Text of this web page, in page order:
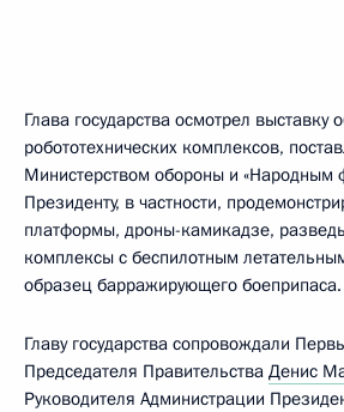
Глава государства осмотрел выставку
робототехнических комплексов,
Министерством обороны и «Народным
Президенту, в частности,
платформы, дроны-камикадзе,
комплексы с беспилотным
образец барражирующего боеприпаса.
Главу государства сопровождали
Председателя Правительства Денис
Руководителя Администрации